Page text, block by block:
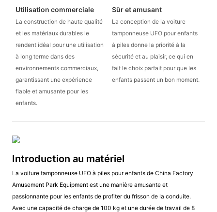
Utilisation commerciale
La construction de haute qualité
et les matériaux durables le
rendent idéal pour une utilisation
à long terme dans des
environnements commerciaux,
garantissant une expérience
fiable et amusante pour les
enfants.
Sûr et amusant
La conception de la voiture
tamponneuse UFO pour enfants
à piles donne la priorité à la
sécurité et au plaisir, ce qui en
fait le choix parfait pour que les
enfants passent un bon moment.
Introduction au matériel
La voiture tamponneuse UFO à piles pour enfants de China Factory
Amusement Park Equipment est une manière amusante et
passionnante pour les enfants de profiter du frisson de la conduite.
Avec une capacité de charge de 100 kg et une durée de travail de 8